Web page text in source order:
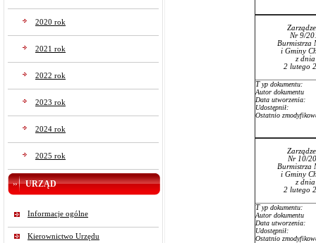
2020 rok
2021 rok
2022 rok
2023 rok
2024 rok
2025 rok
URZĄD
Informacje ogólne
Kierownictwo Urzędu
Nr 9/
Burmistrza
i Gminy
z
2 lutego
Typ dokumentu:
Autor dokumentu
Data utworzenia:
Udostępnił:
Ostatnio
Nr 10/
Burmistrza
i Gminy
z
2 lutego
Typ dokumentu:
Autor dokumentu
Data utworzenia:
Udostępnił:
Ostatnio